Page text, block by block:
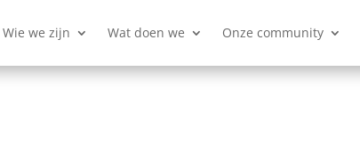
Wie we zijn Wat doen we Onze community